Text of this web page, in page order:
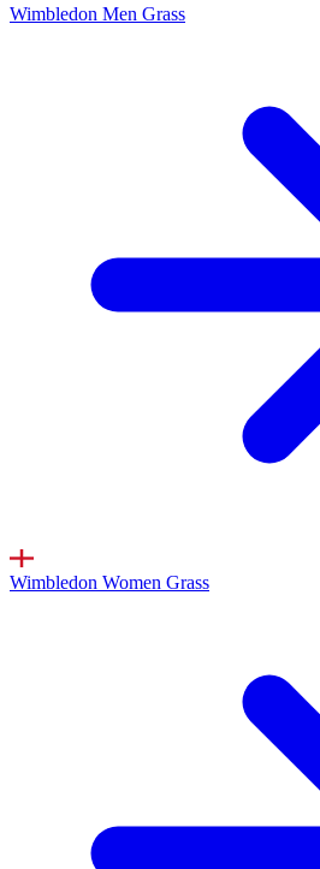
Wimbledon Men Grass
Wimbledon Women Grass